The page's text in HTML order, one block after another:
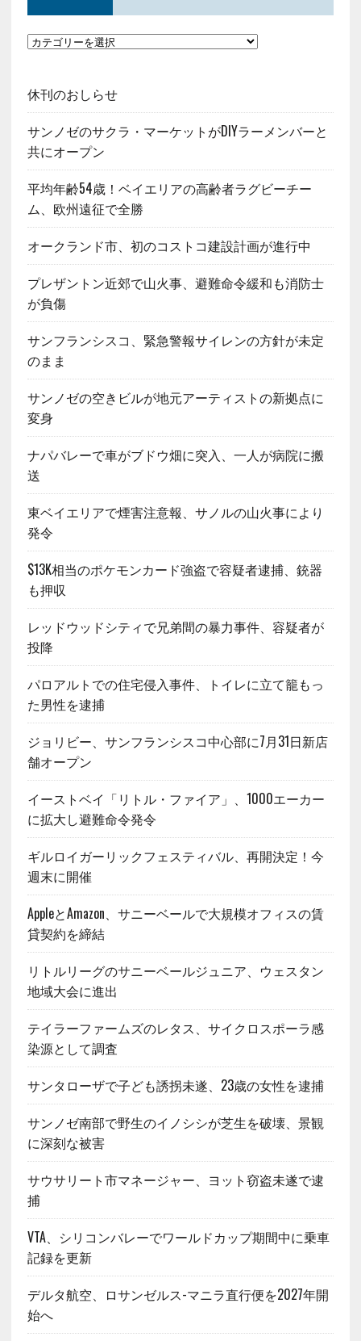
休刊のおしらせ
サンノゼのサクラ・マーケットがDIYラーメンバーと
共にオープン
平均年齢54歳！ベイエリアの高齢者ラグビーチー
ム、欧州遠征で全勝
オークランド市、初のコストコ建設計画が進行中
プレザントン近郊で山火事、避難命令緩和も消防士
が負傷
サンフランシスコ、緊急警報サイレンの方針が未定
のまま
サンノゼの空きビルが地元アーティストの新拠点に
変身
ナパバレーで車がブドウ畑に突入、一人が病院に搬
送
東ベイエリアで煙害注意報、サノルの山火事により
発令
$13K相当のポケモンカード強盗で容疑者逮捕、銃器
も押収
レッドウッドシティで兄弟間の暴力事件、容疑者が
投降
パロアルトでの住宅侵入事件、トイレに立て籠もっ
た男性を逮捕
ジョリビー、サンフランシスコ中心部に7月31日新店
舗オープン
イーストベイ「リトル・ファイア」、1000エーカー
に拡大し避難命令発令
ギルロイガーリックフェスティバル、再開決定！今
週末に開催
AppleとAmazon、サニーベールで大規模オフィスの賃
貸契約を締結
リトルリーグのサニーベールジュニア、ウェスタン
地域大会に進出
テイラーファームズのレタス、サイクロスポーラ感
染源として調査
サンタローザで子ども誘拐未遂、23歳の女性を逮捕
サンノゼ南部で野生のイノシシが芝生を破壊、景観
に深刻な被害
サウサリート市マネージャー、ヨット窃盗未遂で逮
捕
VTA、シリコンバレーでワールドカップ期間中に乗車
記録を更新
デルタ航空、ロサンゼルス-マニラ直行便を2027年開
始へ